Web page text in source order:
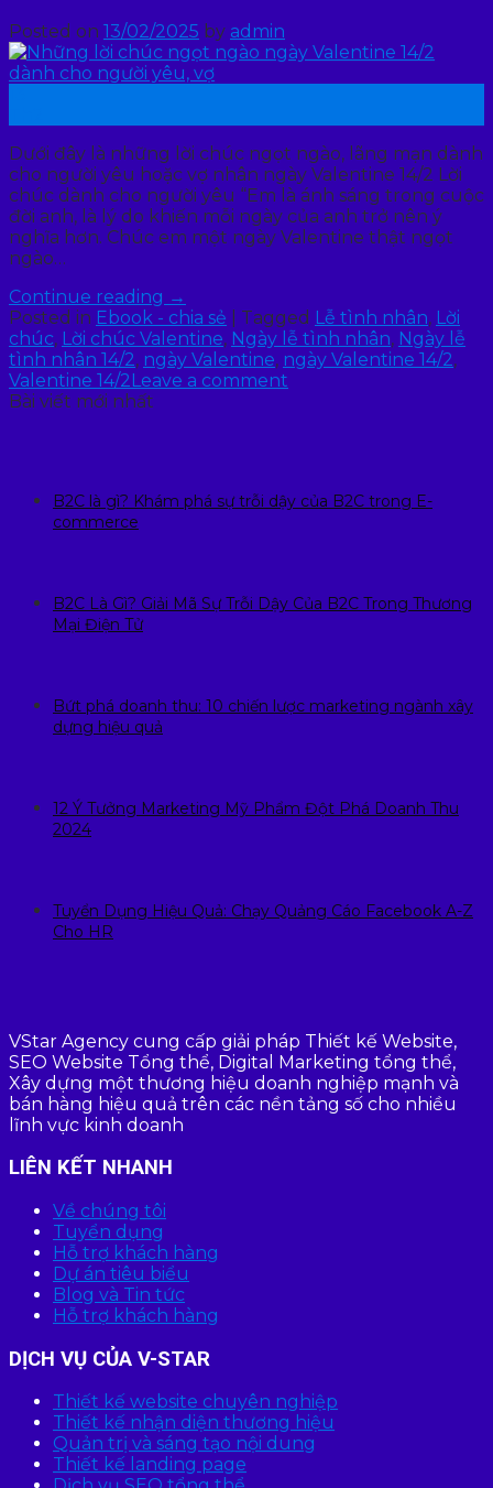
Posted on 13/02/2025 by admin
Dưới đây là những lời chúc ngọt ngào, lãng mạn dành
cho người yêu hoặc vợ nhân ngày Valentine 14/2 Lời
chúc dành cho người yêu “Em là ánh sáng trong cuộc
đời anh, là lý do khiến mỗi ngày của anh trở nên ý
nghĩa hơn. Chúc em một ngày Valentine thật ngọt
ngào…
Continue reading →
Posted in Ebook - chia sẻ Tagged Lễ tình nhân, Lời
chúc, Lời chúc Valentine, Ngày lễ tình nhân, Ngày lễ
tình nhân 14/2, ngày Valentine, ngày Valentine 14/2,
Valentine 14/2 Leave a comment
Bài viết mới nhất
B2C là gì? Khám phá sự trỗi dậy của B2C trong E-
commerce
B2C Là Gì? Giải Mã Sự Trỗi Dậy Của B2C Trong Thương
Mại Điện Tử
Bứt phá doanh thu: 10 chiến lược marketing ngành xây
dựng hiệu quả
12 Ý Tưởng Marketing Mỹ Phẩm Đột Phá Doanh Thu
2024
Tuyển Dụng Hiệu Quả: Chạy Quảng Cáo Facebook A-Z
Cho HR
VStar Agency cung cấp giải pháp Thiết kế Website,
SEO Website Tổng thể, Digital Marketing tổng thể,
Xây dựng một thương hiệu doanh nghiệp mạnh và
bán hàng hiệu quả trên các nền tảng số cho nhiều
lĩnh vực kinh doanh
LIÊN KẾT NHANH
Về chúng tôi
Tuyển dụng
Hỗ trợ khách hàng
Dự án tiêu biểu
Blog và Tin tức
Hỗ trợ khách hàng
DỊCH VỤ CỦA V-STAR
Thiết kế website chuyên nghiệp
Thiết kế nhận diện thương hiệu
Quản trị và sáng tạo nội dung
Thiết kế landing page